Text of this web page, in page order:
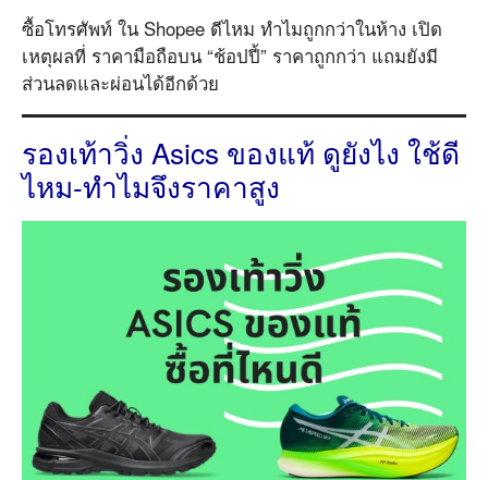
ซื้อโทรศัพท์ ใน Shopee ดีไหม ทำไมถูกกว่าในห้าง เปิด
เหตุผลที่ ราคามือถือบน “ช้อปปี้” ราคาถูกกว่า แถมยังมี
ส่วนลดและผ่อนได้อีกด้วย
รองเท้าวิ่ง Asics ของแท้ ดูยังไง ใช้ดี
ไหม-ทำไมจึงราคาสูง